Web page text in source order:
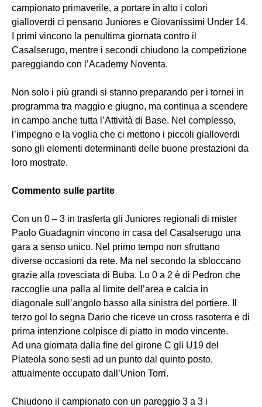
campionato primaverile, a portare in alto i colori
gialloverdi ci pensano Juniores e Giovanissimi Under 14.
I primi vincono la penultima giornata contro il
Casalserugo, mentre i secondi chiudono la competizione
pareggiando con l’Academy Noventa.
Non solo i più grandi si stanno preparando per i tornei in
programma tra maggio e giugno, ma continua a scendere
in campo anche tutta l’Attività di Base. Nel complesso,
l’impegno e la voglia che ci mettono i piccoli gialloverdi
sono gli elementi determinanti delle buone prestazioni da
loro mostrate.
Commento sulle partite
Con un 0 – 3 in trasferta gli Juniores regionali di mister
Paolo Guadagnin vincono in casa del Casalserugo una
gara a senso unico. Nel primo tempo non sfruttano
diverse occasioni da rete. Ma nel secondo la sbloccano
grazie alla rovesciata di Buba. Lo 0 a 2 è di Pedron che
raccoglie una palla al limite dell’area e calcia in
diagonale sull’angolo basso alla sinistra del portiere. Il
terzo gol lo segna Dario che riceve un cross rasoterra e di
prima intenzione colpisce di piatto in modo vincente.
Ad una giornata dalla fine del girone C gli U19 del
Plateola sono sesti ad un punto dal quinto posto,
attualmente occupato dall’Union Torri.
Chiudono il campionato con un pareggio 3 a 3 i